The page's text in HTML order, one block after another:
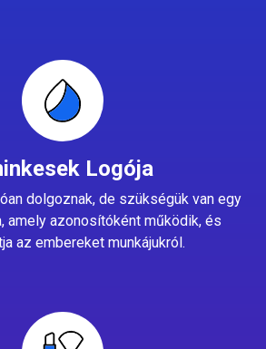
Logója
dolgoznak, de szükségük van egy
amely azonosítóként működik, és
az embereket munkájukról.